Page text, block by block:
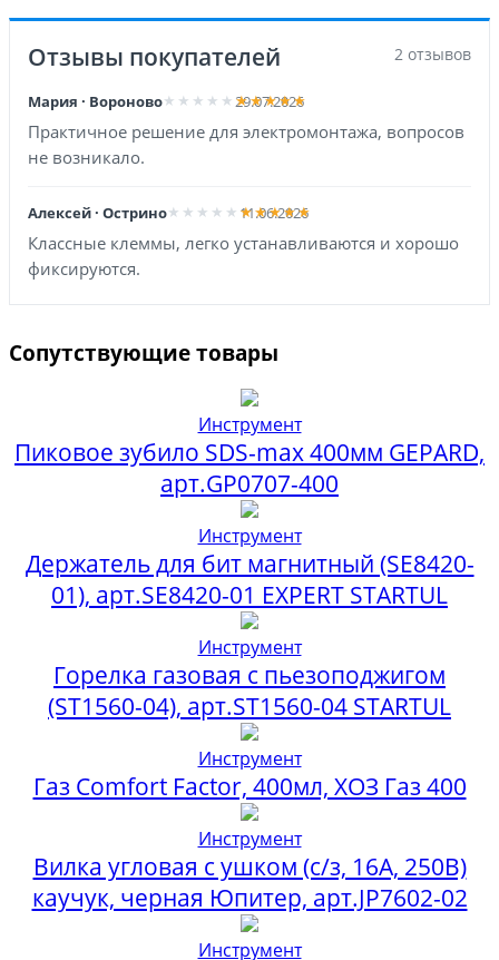
Отзывы покупателей 2 отзывов
Мария · Вороново 29.07.2026
Практичное решение для электромонтажа, вопросов
не возникало.
Алексей · Острино 11.06.2026
Классные клеммы, легко устанавливаются и хорошо
фиксируются.
Сопутствующие товары
Инструмент
Пиковое зубило SDS-max 400мм GEPARD,
арт.GP0707-400
Инструмент
Держатель для бит магнитный (SE8420-
01), арт.SE8420-01 EXPERT STARTUL
Инструмент
Горелка газовая с пьезоподжигом
(ST1560-04), арт.ST1560-04 STARTUL
Инструмент
Газ Comfort Factor, 400мл, ХОЗ Газ 400
Инструмент
Вилка угловая с ушком (с/з, 16А, 250В)
каучук, черная Юпитер, арт.JP7602-02
Инструмент